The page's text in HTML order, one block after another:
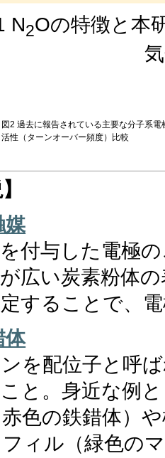
N2Oの特徴と本
図2 過去に報告されている主要な分子系
活性（ターンオーバー頻度）比較
媒
付与した電極
広い炭素粉体
することで、
体
を配位子と呼
と。身近な例
色の鉄錯体）
ィル（緑色の